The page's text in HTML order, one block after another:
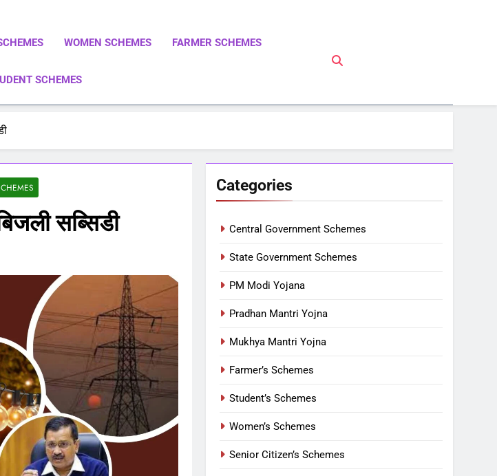
| State Government Schemes | PM Modi Yojna | Pradhanmantri Yojna | PM Modi
WOMEN SCHEMES FARMER SCHEMES
SCHEMES
सब्सिडी
Categories
Central Government Schemes
State Government Schemes
PM Modi Yojana
Pradhan Mantri Yojna
Mukhya Mantri Yojna
Farmer’s Schemes
Student’s Schemes
Women’s Schemes
Senior Citizen’s Schemes